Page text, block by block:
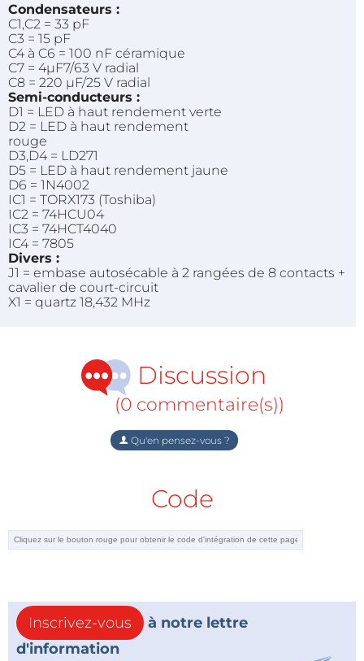
Condensateurs :
C1,C2 = 33 pF
C3 = 15 pF
C4 à C6 = 100 nF céramique
C7 = 4µF7/63 V radial
C8 = 220 µF/25 V radial
Semi-conducteurs :
D1 = LED à haut rendement verte
D2 = LED à haut rendement
rouge
D3,D4 = LD271
D5 = LED à haut rendement jaune
D6 = 1N4002
IC1 = TORX173 (Toshiba)
IC2 = 74HCU04
IC3 = 74HCT4040
IC4 = 7805
Divers :
J1 = embase autosécable à 2 rangées de 8 contacts +
cavalier de court-circuit
X1 = quartz 18,432 MHz
Discussion
(0 commentaire(s))
Qu'en pensez-vous ?
Code
Inscrivez-vous
à notre lettre
d'information